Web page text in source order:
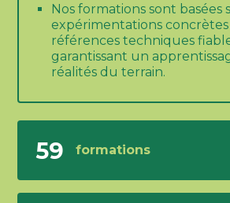
Nos formations sont basées
expérimentations
références techniques
garantissant un
réalités du terrain.
59 formations